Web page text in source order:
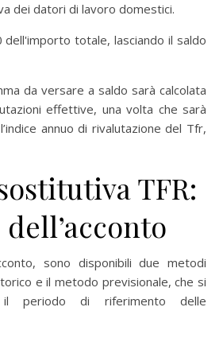
dei datori di lavoro domestici.
dell'importo totale, lasciando il saldo
da versare a saldo sarà calcolata
effettive, una volta che sarà
annuo di rivalutazione del Tfr,
TFR:
sono disponibili due metodi
e il metodo previsionale, che si
il periodo di riferimento delle